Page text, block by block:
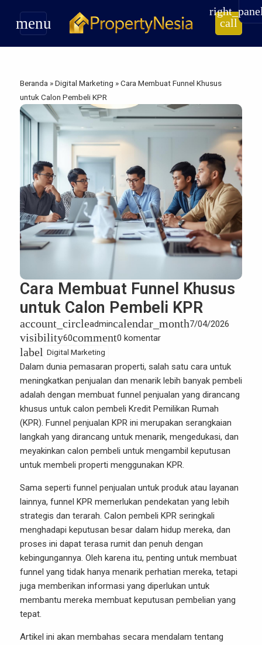
menu call
Beranda »Digital Marketing »Cara Membuat Funnel Khusus
untuk Calon Pembeli KPR
Cara Membuat Funnel Khusus
untuk Calon Pembeli KPR
account_circleadmincalendar_month7/04/2026
visibility60comment0 komentar
label Digital Marketing
Dalam dunia pemasaran properti, salah satu cara untuk
meningkatkan penjualan dan menarik lebih banyak pembeli
adalah dengan membuat funnel penjualan yang dirancang
khusus untuk calon pembeli Kredit Pemilikan Rumah
(KPR). Funnel penjualan KPR ini merupakan serangkaian
langkah yang dirancang untuk menarik, mengedukasi, dan
meyakinkan calon pembeli untuk mengambil keputusan
untuk membeli properti menggunakan KPR.
Sama seperti funnel penjualan untuk produk atau layanan
lainnya, funnel KPR memerlukan pendekatan yang lebih
strategis dan terarah. Calon pembeli KPR seringkali
menghadapi keputusan besar dalam hidup mereka, dan
proses ini dapat terasa rumit dan penuh dengan
kebingungannya. Oleh karena itu, penting untuk membuat
funnel yang tidak hanya menarik perhatian mereka, tetapi
juga memberikan informasi yang diperlukan untuk
membantu mereka membuat keputusan pembelian yang
tepat.
Artikel ini akan membahas secara mendalam tentang